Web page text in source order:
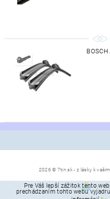
2026 © 7tin.sk - z lásky k
Pre Váš lepší zážitok tento
prechádzaním tohto webu